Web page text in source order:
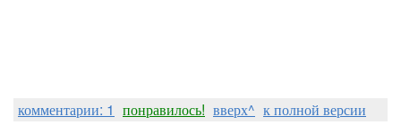
комментарии: 1 понравилось! вверх^ к полной версии